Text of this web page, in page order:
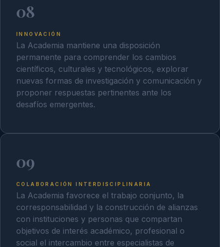
08
INNOVACIÓN
La Academia mantiene una disposición
permanente para comprender los cambios
científicos, culturales y tecnológicos, explorar
nuevas formas de investigación y comunicación y
proponer respuestas pertinentes ante los
desafíos emergentes.
09
COLABORACIÓN INTERDISCIPLINARIA
La Academia favorece el trabajo conjunto, la
corresponsabilidad y la construcción de alianzas
con instituciones y personas que compartan
objetivos de interés académico, profesional o
social el intercambio entre especialistas de